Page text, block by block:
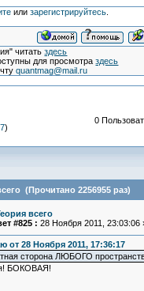
или зарегистрируйтесь.
читатьздесь
для просмотраздесь
quantmag@mail.ru
)
0
(Прочитано 2256955 раз)
всего
#825 : 28 Ноября 2011, 23:03:06
от 28 Ноября 2011, 17:36:17
сторона ЛЮБОГО
БОКОВАЯ!